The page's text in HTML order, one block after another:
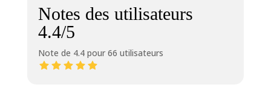
Notes des utilisateurs
4.4/5
Note de 4.4 pour 66 utilisateurs